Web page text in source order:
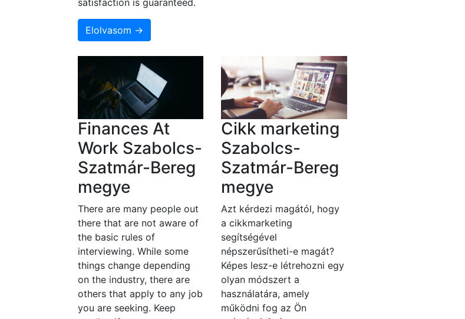
satisfaction is guaranteed.
Elolvasom →
Finances At
Work Szabolcs-
Szatmár-Bereg
megye
There are many people out
there that are not aware of
the basic rules of
interviewing. While some
things change depending
on the industry, there are
others that apply to any job
you are seeking. Keep
Cikk marketing
Szabolcs-
Szatmár-Bereg
megye
Azt kérdezi magától, hogy
a cikkmarketing
segítségével
népszerűsítheti-e magát?
Képes lesz-e létrehozni egy
olyan módszert a
használatára, amely
működni fog az Ön